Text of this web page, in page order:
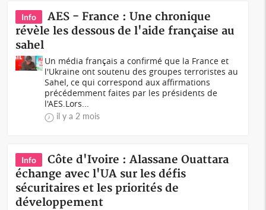
Info
AES - France : Une chronique
révèle les dessous de l'aide française au
sahel
Un média français a confirmé que la France et
l'Ukraine ont soutenu des groupes terroristes au
Sahel, ce qui correspond aux affirmations
précédemment faites par les présidents de
l'AES.Lors...
il y a 2 mois
Info
Côte d'Ivoire : Alassane Ouattara
échange avec l'UA sur les défis
sécuritaires et les priorités de
développement